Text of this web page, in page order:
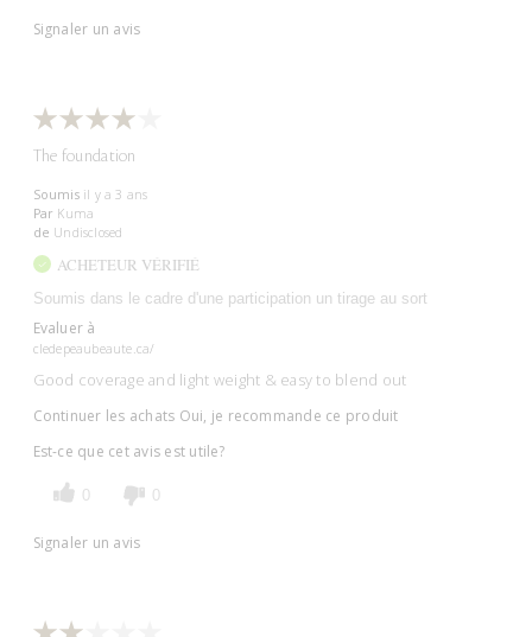
Signaler un avis
The foundation
Soumis il y a 3 ans
Par Kuma
de Undisclosed
ACHETEUR VÉRIFIÉ
Soumis dans le cadre d'une participation un tirage au sort
Evaluer à
cledepeaubeaute.ca/
Good coverage and light weight & easy to blend out
Continuer les achats Oui, je recommande ce produit
Est-ce que cet avis est utile?
0 0
Signaler un avis